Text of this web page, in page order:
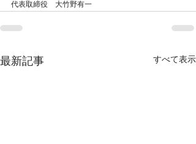
代表取締役　大竹野有一
最新記事 すべて表示